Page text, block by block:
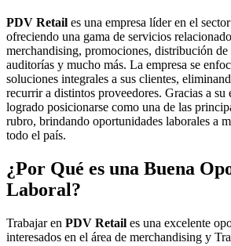
PDV Retail es una empresa líder en el
ofreciendo una gama de servicios
merchandising, promociones, distribución de
auditorías y mucho más. La empresa se
soluciones integrales a sus clientes,
recurrir a distintos proveedores. Gracias a su
logrado posicionarse como una de las
rubro, brindando oportunidades laborales a
todo el país.
¿Por Qué es una Buena
Laboral?
Trabajar en PDV Retail es una excelente
interesados en el área de merchandising y